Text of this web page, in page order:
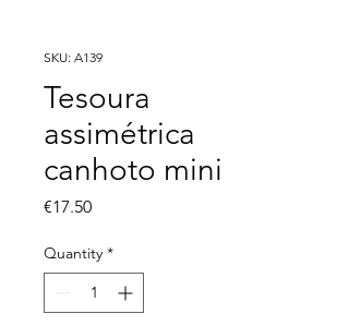
SKU: A139
Tesoura
assimétrica
canhoto mini
€17.50Price
Quantity *